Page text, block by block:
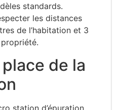
standards.
les distances
de l’habitation et 3
de la
station d’épuration